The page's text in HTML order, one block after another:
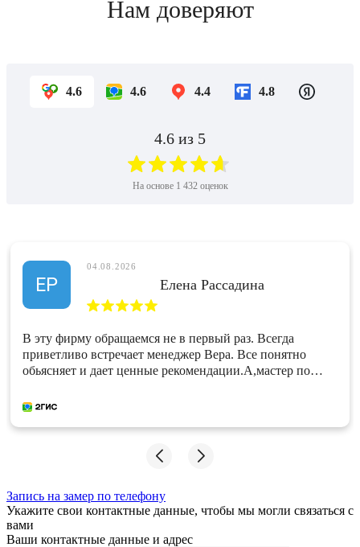
Нам доверяют
4.6 4.6 4.4 4.8
4.6 из 5
На основе 1 432оценок
ЕР
04.08.2026
Елена Рассадина
В эту фирму обращаемся не в первый раз. Всегда
приветливо встречает менеджер Вера. Все понятно
обьясняет и дает ценные рекомендации.А,мастер по
быстро и качественно. Однозначно, рекомендую!
Запись на замер по телефону
Укажите свои контактные данные, чтобы мы могли связаться с
вами
Ваши контактные данные и адрес